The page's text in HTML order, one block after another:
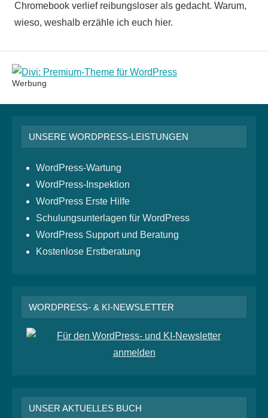
Chromebook verlief reibungsloser als gedacht. Warum,
wieso, weshalb erzähle ich euch hier.
Werbung
UNSERE WORDPRESS-LEISTUNGEN
WordPress-Wartung
WordPress-Inspektion
WordPress Erste Hilfe
Schulungsunterlagen für WordPress
WordPress Support und Beratung
Kostenlose Erstberatung
WORDPRESS- & KI-NEWSLETTER
UNSER AKTUELLES BUCH